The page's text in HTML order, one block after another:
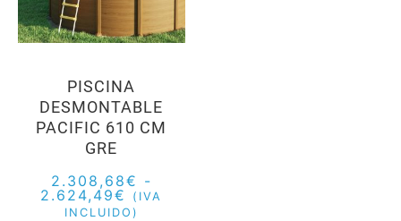
PISCINA
DESMONTABLE
PACIFIC 610 CM
GRE
2.308,68€ -
2.624,49€
(IVA
INCLUIDO)